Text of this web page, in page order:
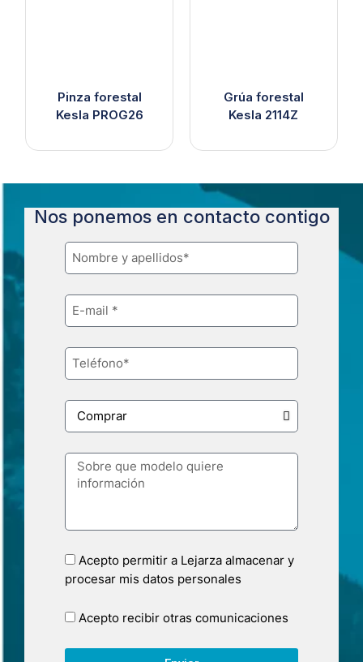
Pinza forestal
Kesla PROG26
Grúa forestal
Kesla 2114Z
Nos ponemos en contacto contigo
Acepto permitir a Lejarza almacenar y
procesar mis datos personales
Acepto recibir otras comunicaciones